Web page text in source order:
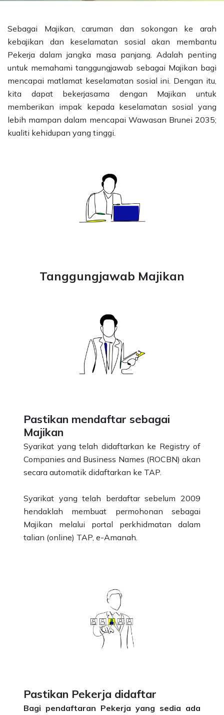
Sebagai Majikan, caruman dan sokongan ke arah
kebajikan dan keselamatan sosial akan membantu
Pekerja dalam jangka masa panjang. Adalah penting
untuk memahami tanggungjawab sebagai Majikan bagi
mencapai matlamat keselamatan sosial ini. Dengan itu,
kita dapat bekerjasama dengan Majikan untuk
memberikan impak kepada keselamatan sosial yang
lebih mampan dalam mencapai Wawasan Brunei 2035;
kualiti kehidupan yang tinggi.
Tanggungjawab Majikan
Pastikan mendaftar sebagai
Majikan
Syarikat yang telah didaftarkan ke Registry of
Companies and Business Names (ROCBN) akan
secara automatik didaftarkan ke TAP.
Syarikat yang telah berdaftar sebelum 2009
hendaklah membuat permohonan sebagai
Majikan melalui portal perkhidmatan dalam
talian (online) TAP, e-Amanah.
Pastikan Pekerja didaftar
Bagi pendaftaran Pekerja yang sedia ada